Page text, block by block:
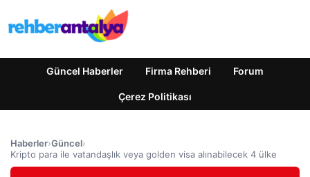
Güncel Haberler Firma Rehberi Forum
Çerez Politikası
Haberler›Güncel›
Kripto para ile vatandaşlık veya golden visa alınabilecek 4 ülke